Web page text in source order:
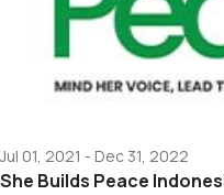
Jul 01, 2021 - Dec 31, 2022
She Builds Peace